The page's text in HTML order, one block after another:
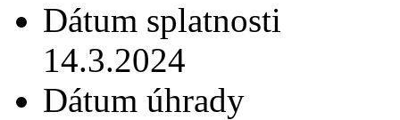
Dátum splatnosti
14.3.2024
Dátum úhrady